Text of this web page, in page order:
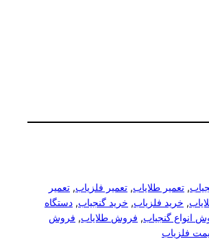
, تعمیر طلایاب, تعمیر فلزیاب, تعمیر
, خرید فلزیاب, خرید گنجیاب, دستگاه
انواع گنجیاب, فروش طلایاب, فروش
فلزیاب